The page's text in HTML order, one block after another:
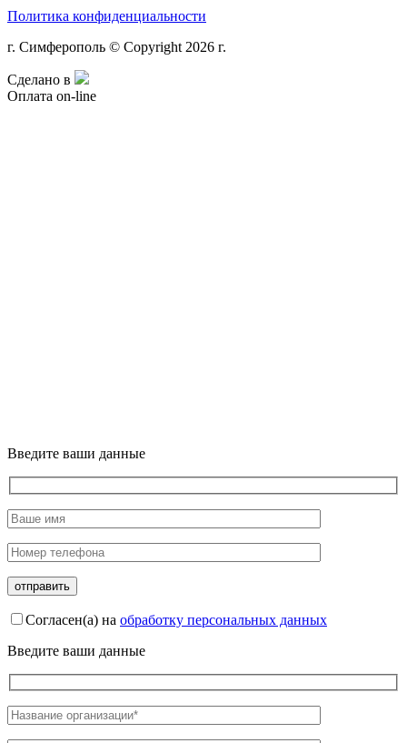
Политика конфиденциальности
г. Симферополь © Copyright 2026 г.
Сделано в
Оплата on-line
Введите ваши данные
Согласен(а) на обработку персональных данных
Введите ваши данные